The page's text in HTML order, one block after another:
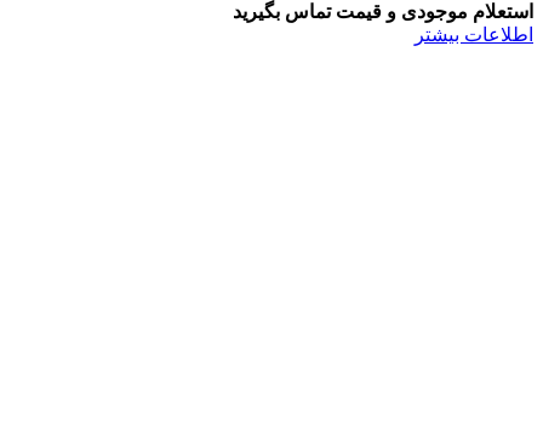
استعلام موجودی و قیمت تماس بگیرید
اطلاعات بیشتر